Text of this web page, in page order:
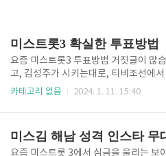
미스트롯3 확실한 투표방법
요즘 미스트롯3 투표방법 거짓글이 많
고, 김성주가 시키는대로, 티비조선에
하면 됩니다! 네이버 나우 어플 이용하
에는 네이버 나우 설치하라고 합니다.
방법은 아주 간단합니다. 어린이도 할
카테고리 없음 2024. 1. 11. 15:40
미스김 해남 성격 인스타 무
요즘 미스트롯 3에서 심금을 울리는 보